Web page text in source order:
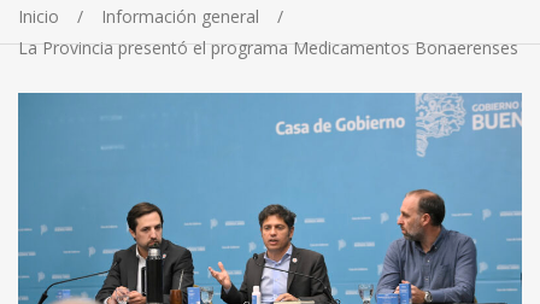
Inicio
Información general
La Provincia presentó el programa Medicamentos Bonaerenses